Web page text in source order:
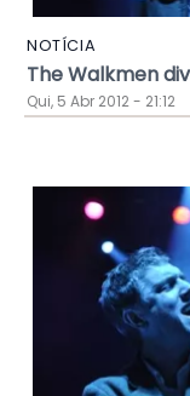
NOTÍCIA
The Walkmen
Qui, 5 Abr 2012 - 21:12